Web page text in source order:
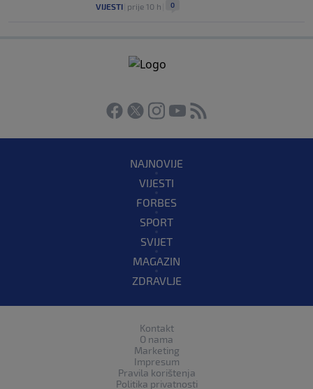
VIJESTI prije 10 h 0
NAJNOVIJE
VIJESTI
FORBES
SPORT
SVIJET
MAGAZIN
ZDRAVLJE
Kontakt
O nama
Marketing
Impresum
Pravila korištenja
Politika privatnosti